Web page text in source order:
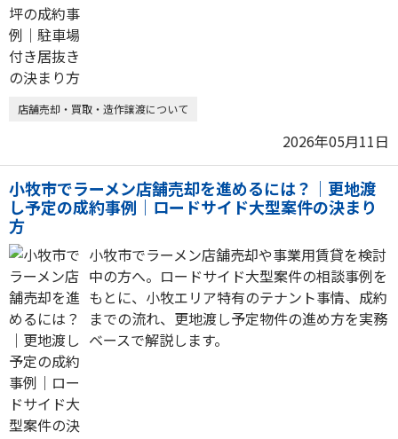
店舗売却・買取・造作譲渡について
2026年05月11日
小牧市でラーメン店舗売却を進めるには？｜更地渡
し予定の成約事例｜ロードサイド大型案件の決まり
方
小牧市でラーメン店舗売却や事業用賃貸を検討
中の方へ。ロードサイド大型案件の相談事例を
もとに、小牧エリア特有のテナント事情、成約
までの流れ、更地渡し予定物件の進め方を実務
ベースで解説します。